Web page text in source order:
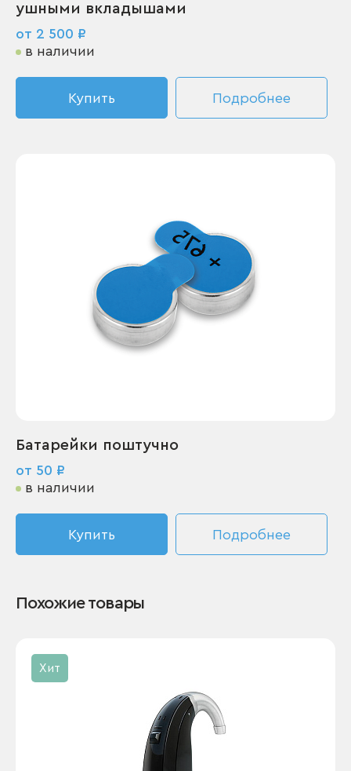
ушными вкладышами
от 2 500 ₽
в наличии
Купить Подробнее
Батарейки поштучно
от 50 ₽
в наличии
Купить Подробнее
Похожие товары
Хит